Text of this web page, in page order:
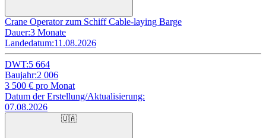
Crane Operator zum Schiff Cable-laying Barge
Dauer:3 Monate
Landedatum:11.08.2026
DWT:5 664
Baujahr:2 006
3 500 € pro Monat
Datum der Erstellung/Aktualisierung:
07.08.2026
🇺🇦